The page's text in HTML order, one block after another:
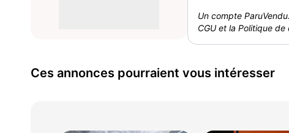
Un compte
CGU et la Politique
Ces annonces pourraient vous intéresser